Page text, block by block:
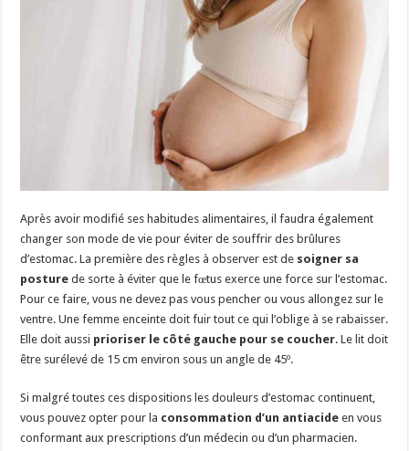
Après avoir modifié ses habitudes alimentaires, il faudra également
changer son mode de vie pour éviter de souffrir des brûlures
d’estomac. La première des règles à observer est de soigner sa
posture de sorte à éviter que le fœtus exerce une force sur l’estomac.
Pour ce faire, vous ne devez pas vous pencher ou vous allongez sur le
ventre. Une femme enceinte doit fuir tout ce qui l’oblige à se rabaisser.
Elle doit aussi prioriser le côté gauche pour se coucher. Le lit doit
être surélevé de 15 cm environ sous un angle de 45º.
Si malgré toutes ces dispositions les douleurs d’estomac continuent,
vous pouvez opter pour la consommation d’un antiacideen vous
conformant aux prescriptions d’un médecin ou d’un pharmacien.